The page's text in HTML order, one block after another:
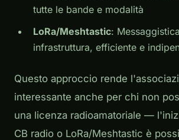
tutte le bande e modalità
LoRa/Meshtastic:
infrastruttura, efficiente e
Questo approccio rende
interessante anche per chi non
una licenza radioamatoriale —
CB radio o LoRa/Meshtastic è